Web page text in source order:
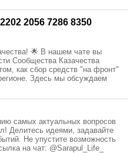
2056 7286 8350
🌟 В нашем чате вы
Сообщества Казачества
как сбор средств "на фронт"
Здесь мы обсуждаем
самых актуальных вопросов
Делитесь идеями, задавайте
Не упустите возможность
на чат: @Sarapul_Life_